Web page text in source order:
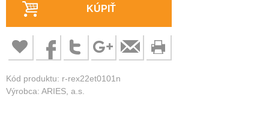
KÚPIŤ
Kód produktu: r-rex22et0101n
Výrobca: ARIES, a.s.